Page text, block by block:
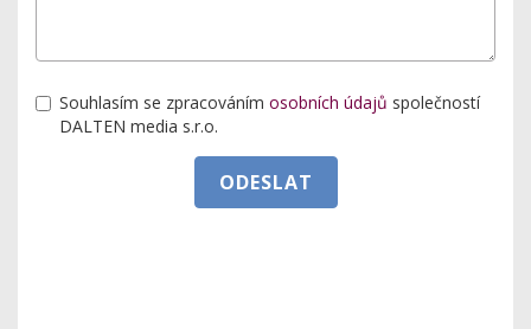
Souhlasím se zpracováním osobních údajů společností
DALTEN media s.r.o.
ODESLAT